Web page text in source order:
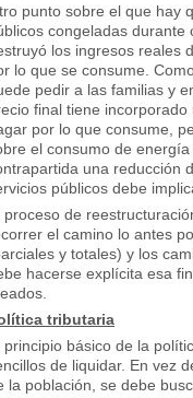
punto sobre el que hay
congeladas
los ingresos reales
lo que se consume.
pedir a las familias y
final tiene
por lo que consume,
el consumo de
una reducción
públicos debe
proceso de
el camino lo antes
y totales) y los
hacerse explícita esa
tributaria
principio básico de la
de liquidar. En vez
la población, se debe